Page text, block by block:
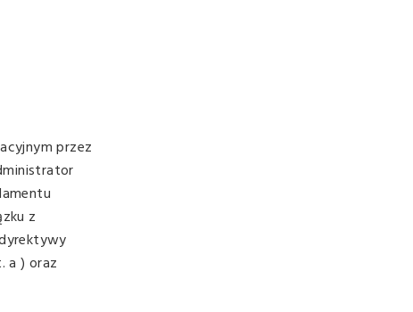
przez
z
a ) oraz